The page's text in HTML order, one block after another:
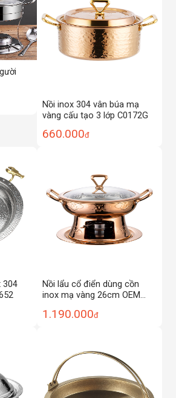
Nồi inox 304 vân búa mạ
vàng cấu tạo 3 lớp C0172G
660.000đ
304
Nồi lẩu cổ điển dùng cồn
inox mạ vàng 26cm OEM
1.190.000đ